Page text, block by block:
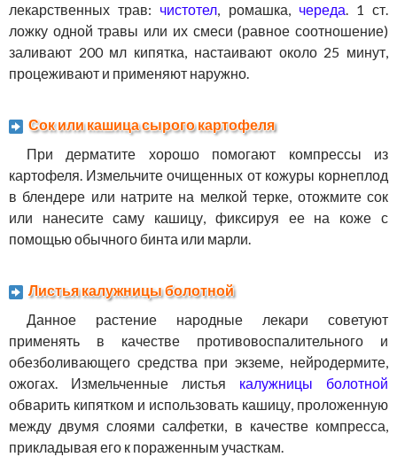
лекарственных трав: чистотел, ромашка, череда. 1 ст.
ложку одной травы или их смеси (равное соотношение)
заливают 200 мл кипятка, настаивают около 25 минут,
процеживают и применяют наружно.
Сок или кашица сырого картофеля
При дерматите хорошо помогают компрессы из
картофеля. Измельчите очищенных от кожуры корнеплод
в блендере или натрите на мелкой терке, отожмите сок
или нанесите саму кашицу, фиксируя ее на коже с
помощью обычного бинта или марли.
Листья калужницы болотной
Данное растение народные лекари советуют
применять в качестве противовоспалительного и
обезболивающего средства при экземе, нейродермите,
ожогах. Измельченные листья калужницы болотной
обварить кипятком и использовать кашицу, проложенную
между двумя слоями салфетки, в качестве компресса,
прикладывая его к пораженным участкам.